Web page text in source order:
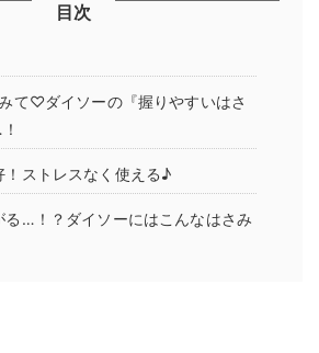
目次
て♡ダイソーの『握りやすいはさ
！ストレスなく使える♪
る…！？ダイソーにはこんなはさみ